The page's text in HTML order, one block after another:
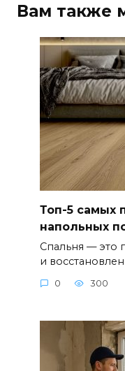
Вам также
Топ-5 самых
напольных
Спальня — это
и
0 300